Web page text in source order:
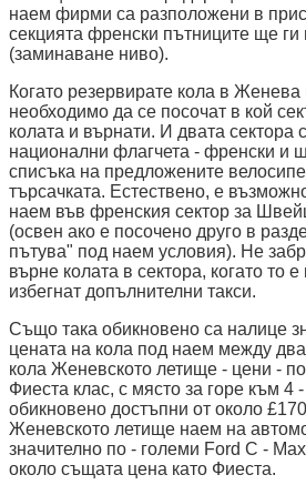
наем фирми са разположени в
секцията френски пътниците ще ги
(заминаване ниво).
Когато резервирате кола в Женева
необходимо да се посочат в кой
колата и върнати. И двата сектора
национални флагчета - френски и
списъка на предложените
търсачката. Естествено, е
наем във френския сектор за
(освен ако е посочено друго в
пътува" под наем условия). Не
върне колата в сектора, когато то е
избегнат допълнителни такси.
Също така обикновено са налице
цената на кола под наем между
кола Женевското летище - цени -
Фиеста клас, с място за горе към 4
обикновено достъпни от около
Женевското летище наем на
значително по - големи Ford C -
около същата цена като Фиеста.